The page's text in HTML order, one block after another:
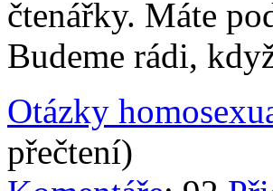
čtenářky. Máte
Budeme rádi,
Otázky
přečtení)